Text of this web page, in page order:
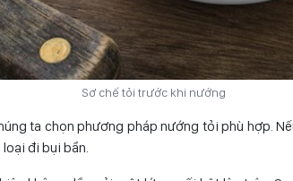
Sơ chế tỏi trước khi nướng
ta chọn phương pháp nướng tỏi phù hợp.
đi bụi bẩn.